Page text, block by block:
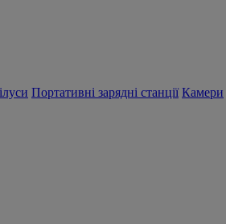
Портативні зарядні станції Камери